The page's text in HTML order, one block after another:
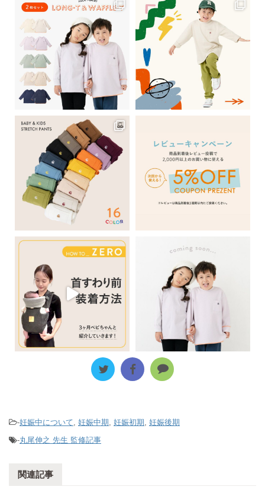
-妊娠中について 妊娠中期 妊娠初期 妊娠後期
-丸尾伸之 先生 監修記事
関連記事